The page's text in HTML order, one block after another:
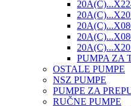
PUMPA ZA
OSTALE PUMPE
NSZ PUMPE
PUMPE ZA
RUČNE PUMPE